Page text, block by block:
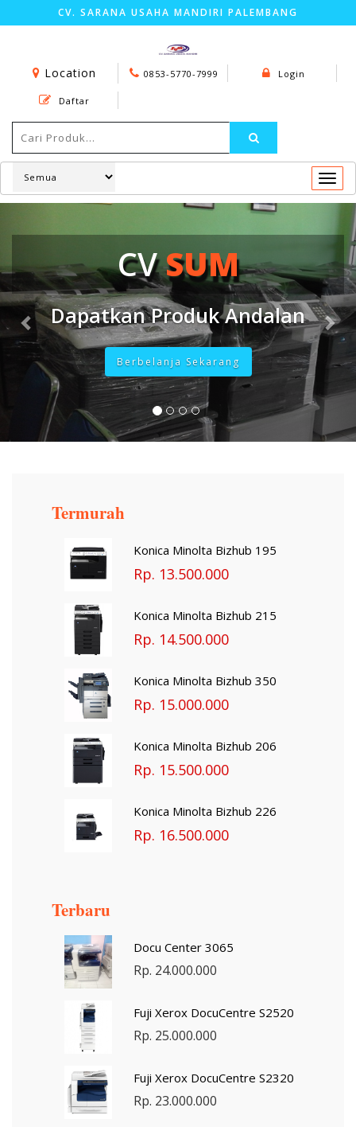
CV. SARANA USAHA MANDIRI PALEMBANG
Location 0853-5770-7999 Login
Daftar
BIGSAVE
Dapatkan Produk Andalan
Berbelanja Sekarang
Termurah
Konica Minolta Bizhub 195
Rp. 13.500.000
Konica Minolta Bizhub 215
Rp. 14.500.000
Konica Minolta Bizhub 350
Rp. 15.000.000
Konica Minolta Bizhub 206
Rp. 15.500.000
Konica Minolta Bizhub 226
Rp. 16.500.000
Terbaru
Docu Center 3065
Rp. 24.000.000
Fuji Xerox DocuCentre S2520
Rp. 25.000.000
Fuji Xerox DocuCentre S2320
Rp. 23.000.000